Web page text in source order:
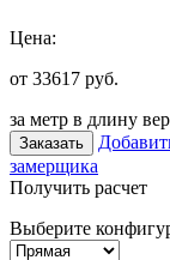
Цена:
от 33617 руб.
за метр в длину
Заказать
замерщика
Получить расчет
Выберите